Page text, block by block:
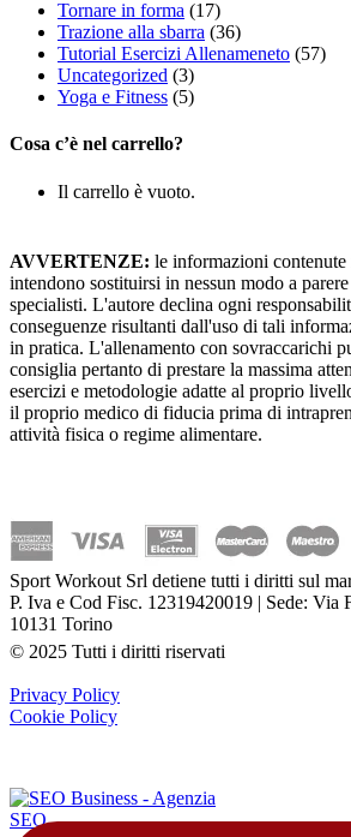
Tornare in forma (17)
Trazione alla sbarra (36)
Tutorial Esercizi Allenameneto (57)
Uncategorized (3)
Yoga e Fitness (5)
Cosa c’è nel carrello?
Il carrello è vuoto.
AVVERTENZE: le informazioni contenute
intendono sostituirsi in nessun modo a
specialisti. L'autore declina ogni
conseguenze risultanti dall'uso di tali
in pratica. L'allenamento con sovraccarichi
consiglia pertanto di prestare la massima
esercizi e metodologie adatte al proprio
il proprio medico di fiducia prima di
attività fisica o regime alimentare.
Sport Workout Srl detiene tutti i diritti sul
P. Iva e Cod Fisc. 12319420019 | Sede: Via
10131 Torino
© 2025 Tutti i diritti riservati
Privacy Policy
Cookie Policy